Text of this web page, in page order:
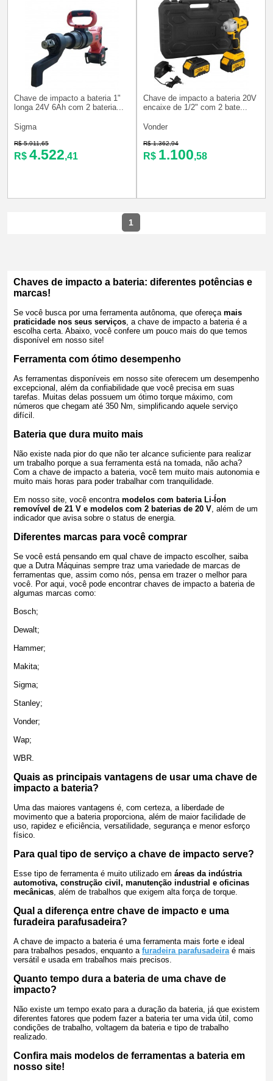
Chave de impacto a bateria 1"
longa 24V 6Ah com 2 bateria...
Sigma
R$ 5.911,65
R$ 4.522,41
Chave de impacto a bateria 20V
encaixe de 1/2" com 2 bate...
Vonder
R$ 1.362,94
R$ 1.100,58
1
Chaves de impacto a bateria: diferentes potências e
marcas!
Se você busca por uma ferramenta autônoma, que ofereçamais
praticidade nos seus serviços, a chave de impacto a bateria é a
escolha certa. Abaixo, você confere um pouco mais do que temos
disponível em nosso site!
Ferramenta com ótimo desempenho
As ferramentas disponíveis em nosso site oferecem um desempenho
excepcional, além da confiabilidade que você precisa em suas
tarefas. Muitas delas possuem um ótimo torque máximo, com
números que chegam até 350 Nm, simplificando aquele serviço
difícil.
Bateria que dura muito mais
Não existe nada pior do que não ter alcance suficiente para realizar
um trabalho porque a sua ferramenta está na tomada, não acha?
Com a chave de impacto a bateria, você tem muito mais autonomia e
muito mais horas para poder trabalhar com tranquilidade.
Em nosso site, você encontramodelos com bateria Li-Íon
removível de 21 V e modelos com 2 baterias de 20 V, além de um
indicador que avisa sobre o status de energia.
Diferentes marcas para você comprar
Se você está pensando em qual chave de impacto escolher, saiba
que a Dutra Máquinas sempre traz uma variedade de marcas de
ferramentas que, assim como nós, pensa em trazer o melhor para
você. Por aqui, você pode encontrar chaves de impacto a bateria de
algumas marcas como:
Bosch;
Dewalt;
Hammer;
Makita;
Sigma;
Stanley;
Vonder;
Wap;
WBR.
Quais as principais vantagens de usar uma chave de
impacto a bateria?
Uma das maiores vantagens é, com certeza, a liberdade de
movimento que a bateria proporciona, além de maior facilidade de
uso, rapidez e eficiência, versatilidade, segurança e menor esforço
físico.
Para qual tipo de serviço a chave de impacto serve?
Esse tipo de ferramenta é muito utilizado em áreas da indústria
automotiva, construção civil, manutenção industrial e oficinas
mecânicas, além de trabalhos que exigem alta força de torque.
Qual a diferença entre chave de impacto e uma
furadeira parafusadeira?
A chave de impacto a bateria é uma ferramenta mais forte e ideal
para trabalhos pesados, enquanto a furadeira parafusadeiraé mais
versátil e usada em trabalhos mais precisos.
Quanto tempo dura a bateria de uma chave de
impacto?
Não existe um tempo exato para a duração da bateria, já que existem
diferentes fatores que podem fazer a bateria ter uma vida útil, como
condições de trabalho, voltagem da bateria e tipo de trabalho
realizado.
Confira mais modelos de ferramentas a bateria em
nosso site!